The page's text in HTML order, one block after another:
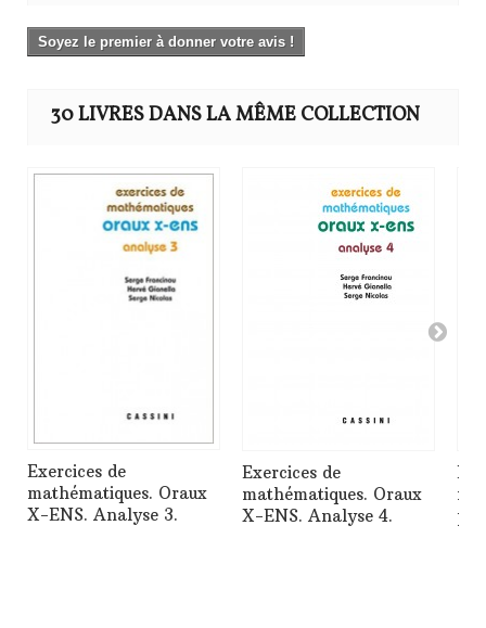
Soyez le premier à donner votre avis !
30 LIVRES DANS LA MÊME COLLECTION
Exercices de
mathématiques. Oraux
X-ENS. Analyse 3.
Exercices de
mathématiques. Oraux
X-ENS. Analyse 4.